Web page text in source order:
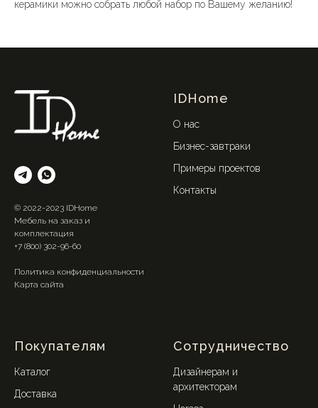
керамики можно собрать любой набор по Вашему желанию!
© 2022-2023 IDHome
Мебель на заказ и
комплектация
+7 (800) 302-96-60
Политика конфиденциальности
Карта сайта
IDHome
О нас
Бизнес-завтраки
Примеры проектов
Контакты
Покупателям
Каталог
Доставка
Сотрудничество
Дизайнерам и
архитекторам